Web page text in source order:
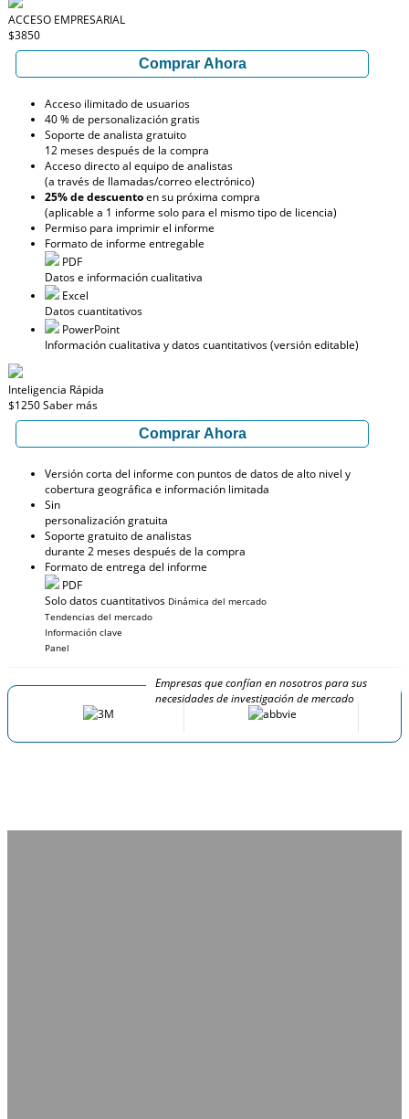
ACCESO EMPRESARIAL
$3850
Comprar Ahora
Acceso ilimitado de usuarios
40 % de personalización gratis
Soporte de analista gratuito
12 meses después de la compra
Acceso directo al equipo de analistas
(a través de llamadas/correo electrónico)
25% de descuentoen su próxima compra
(aplicable a 1 informe solo para el mismo tipo de licencia)
Permiso para imprimir el informe
Formato de informe entregable
PDF
Datos e información cualitativa
Excel
Datos cuantitativos
PowerPoint
Información cualitativa y datos cuantitativos (versión editable)
Inteligencia Rápida
$1250Saber más
Comprar Ahora
Versión corta del informe con puntos de datos de alto nivel y
cobertura geográfica e información limitada
Sin
personalización gratuita
Soporte gratuito de analistas
durante 2 meses después de la compra
Formato de entrega del informe
PDF
Solo datos cuantitativos Dinámica del mercado
Tendencias del mercado
Información clave
Panel
Empresas que confían en nosotros para sus
necesidades de investigación de mercado